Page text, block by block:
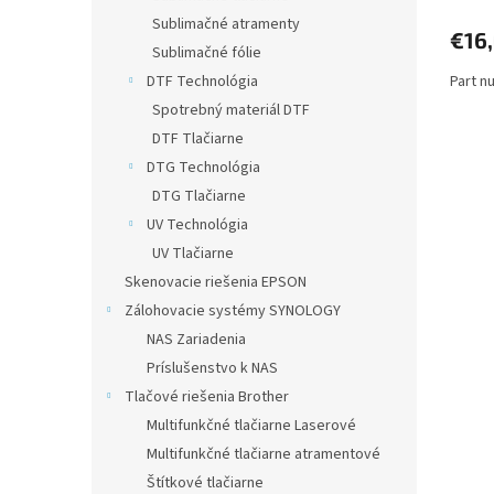
Sublimačné atramenty
Sublimačné fólie
DTF Technológia
Spotrebný materiál DTF
DTF Tlačiarne
DTG Technológia
DTG Tlačiarne
UV Technológia
UV Tlačiarne
Skenovacie riešenia EPSON
Zálohovacie systémy SYNOLOGY
NAS Zariadenia
Príslušenstvo k NAS
Tlačové riešenia Brother
Multifunkčné tlačiarne Laserové
Multifunkčné tlačiarne atramentové
Štítkové tlačiarne
Part